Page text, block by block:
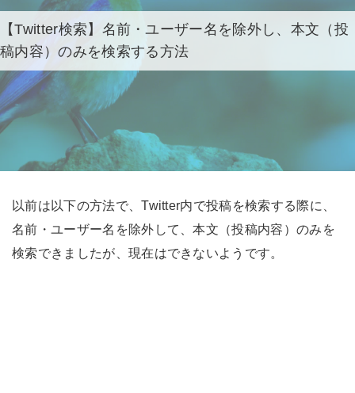
【Twitter検索】名前・ユーザー名を除外し、本文（投
稿内容）のみを検索する方法
以前は以下の方法で、Twitter内で投稿を検索する際に、
名前・ユーザー名を除外して、本文（投稿内容）のみを
検索できましたが、現在はできないようです。